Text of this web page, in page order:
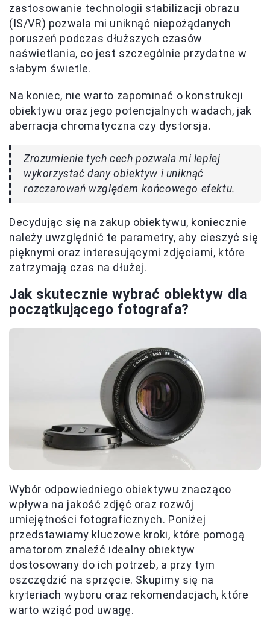
zastosowanie technologii stabilizacji obrazu
(IS/VR) pozwala mi uniknąć niepożądanych
poruszeń podczas dłuższych czasów
naświetlania, co jest szczególnie przydatne w
słabym świetle.
Na koniec, nie warto zapominać o konstrukcji
obiektywu oraz jego potencjalnych wadach, jak
aberracja chromatyczna czy dystorsja.
Zrozumienie tych cech pozwala mi lepiej
wykorzystać dany obiektyw i uniknąć
rozczarowań względem końcowego efektu.
Decydując się na zakup obiektywu, koniecznie
należy uwzględnić te parametry, aby cieszyć się
pięknymi oraz interesującymi zdjęciami, które
zatrzymają czas na dłużej.
Jak skutecznie wybrać obiektyw dla
początkującego fotografa?
Wybór odpowiedniego obiektywu znacząco
wpływa na jakość zdjęć oraz rozwój
umiejętności fotograficznych. Poniżej
przedstawiamy kluczowe kroki, które pomogą
amatorom znaleźć idealny obiektyw
dostosowany do ich potrzeb, a przy tym
oszczędzić na sprzęcie. Skupimy się na
kryteriach wyboru oraz rekomendacjach, które
warto wziąć pod uwagę.